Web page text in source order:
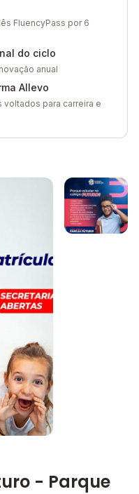
FluencyPass por 6
do ciclo
anual
Allevo
para carreira e
- Parque